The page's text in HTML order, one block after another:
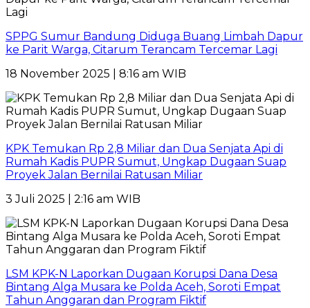
SPPG Sumur Bandung Diduga Buang Limbah Dapur
ke Parit Warga, Citarum Terancam Tercemar Lagi
18 November 2025 | 8:16 am WIB
KPK Temukan Rp 2,8 Miliar dan Dua Senjata Api di
Rumah Kadis PUPR Sumut, Ungkap Dugaan Suap
Proyek Jalan Bernilai Ratusan Miliar
3 Juli 2025 | 2:16 am WIB
LSM KPK-N Laporkan Dugaan Korupsi Dana Desa
Bintang Alga Musara ke Polda Aceh, Soroti Empat
Tahun Anggaran dan Program Fiktif